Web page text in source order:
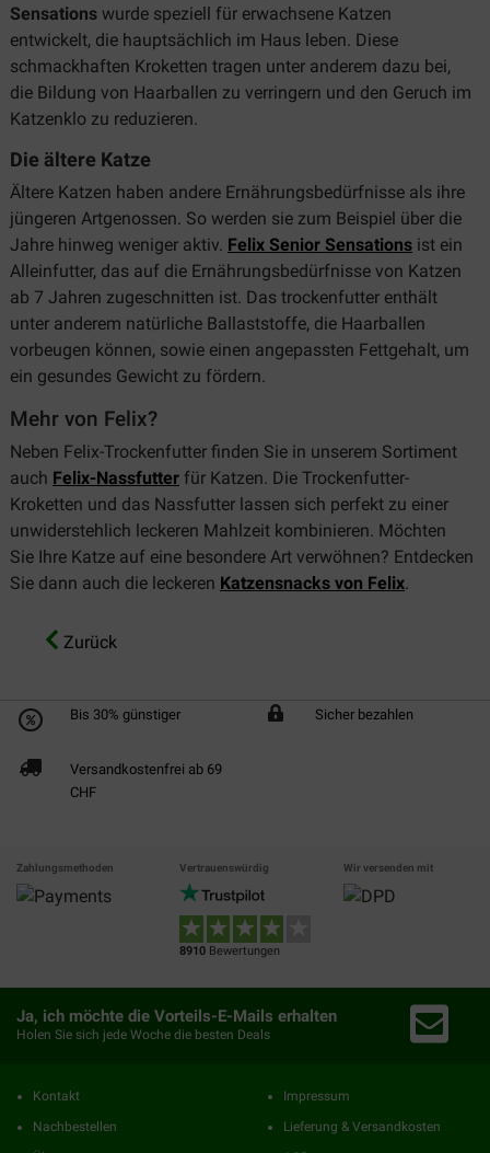
Sensations wurde speziell für erwachsene Katzen
entwickelt, die hauptsächlich im Haus leben. Diese
schmackhaften Kroketten tragen unter anderem dazu bei,
die Bildung von Haarballen zu verringern und den Geruch im
Katzenklo zu reduzieren.
Die ältere Katze
Ältere Katzen haben andere Ernährungsbedürfnisse als ihre
jüngeren Artgenossen. So werden sie zum Beispiel über die
Jahre hinweg weniger aktiv. Felix Senior Sensations ist ein
Alleinfutter, das auf die Ernährungsbedürfnisse von Katzen
ab 7 Jahren zugeschnitten ist. Das trockenfutter enthält
unter anderem natürliche Ballaststoffe, die Haarballen
vorbeugen können, sowie einen angepassten Fettgehalt, um
ein gesundes Gewicht zu fördern.
Mehr von Felix?
Neben Felix-Trockenfutter finden Sie in unserem Sortiment
auch Felix-Nassfutter für Katzen. Die Trockenfutter-
Kroketten und das Nassfutter lassen sich perfekt zu einer
unwiderstehlich leckeren Mahlzeit kombinieren. Möchten
Sie Ihre Katze auf eine besondere Art verwöhnen? Entdecken
Sie dann auch die leckeren Katzensnacks von Felix.
Zurück
Bis 30% günstiger Sicher bezahlen
Versandkostenfrei ab 69
CHF
Zahlungsmethoden Vertrauenswürdig
8910 Bewertungen
Wir versenden mit
Ja, ich möchte die Vorteils-E-Mails erhalten
Holen Sie sich jede Woche die besten Deals
Kontakt
Nachbestellen
Impressum
Lieferung & Versandkosten